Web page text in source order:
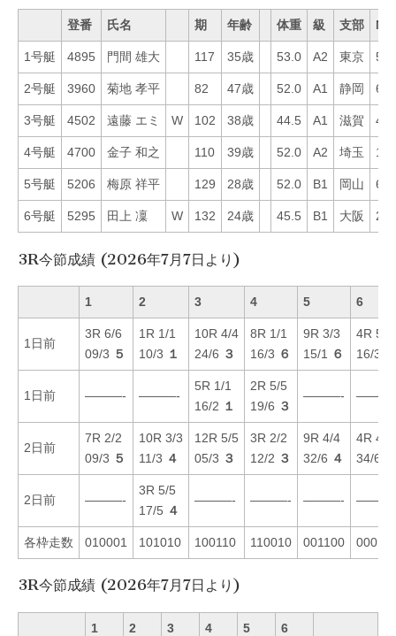
登番 氏名 期 年齢 体重 級 支部 Mo
1号艇 4895 門間 雄大 117 35歳 53.0 A2 東京 54
2号艇 3960 菊地 孝平 82 47歳 52.0 A1 静岡 64
3号艇 4502 遠藤 エミ W 102 38歳 44.5 A1 滋賀 43
4号艇 4700 金子 和之 110 39歳 52.0 A2 埼玉 15
5号艇 5206 梅原 祥平 129 28歳 52.0 B1 岡山 6
6号艇 5295 田上 凜 W 132 24歳 45.5 B1 大阪 26
3R今節成績 (2026年7月7日より)
1 2 3 4 5 6
1日前
3R 6/6
09/3 ５
1R 1/1
10/3 １
10R 4/4
24/6 ３
8R 1/1
16/3 ６
9R 3/3
15/1
６
4R 5/6
16/3
1日前 ———- ———-
5R 1/1
16/2 １
2R 5/5
19/6 ３
———-
2日前
7R 2/2
09/3 ５
10R 3/3
11/3 ４
12R 5/5
05/3 ３
3R 2/2
12/2 ３
9R 4/4
32/6 ４
4R 4/4
34/6
2日前 ———-
3R 5/5
17/5 ４
———- ———- ———-
各枠走数 010001 101010 100110 110010 001100
3R今節成績 (2026年7月7日より)
1 2 3 4 5 6